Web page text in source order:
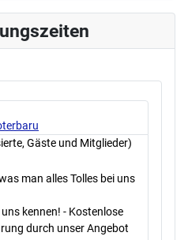
Gäste und Mitglieder)
man alles Tolles bei uns
kennen! - Kostenlose
durch unser Angebot